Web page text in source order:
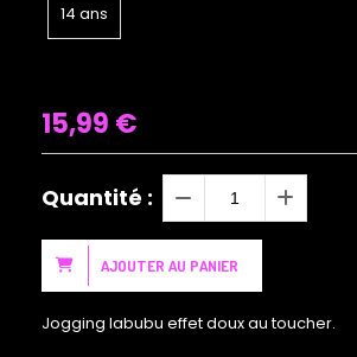
14 ans
15,99 €
Quantité :
AJOUTER AU PANIER
Jogging labubu effet doux au toucher.